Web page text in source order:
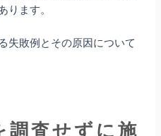
ります。
失敗例とその原因について
調査せずに施